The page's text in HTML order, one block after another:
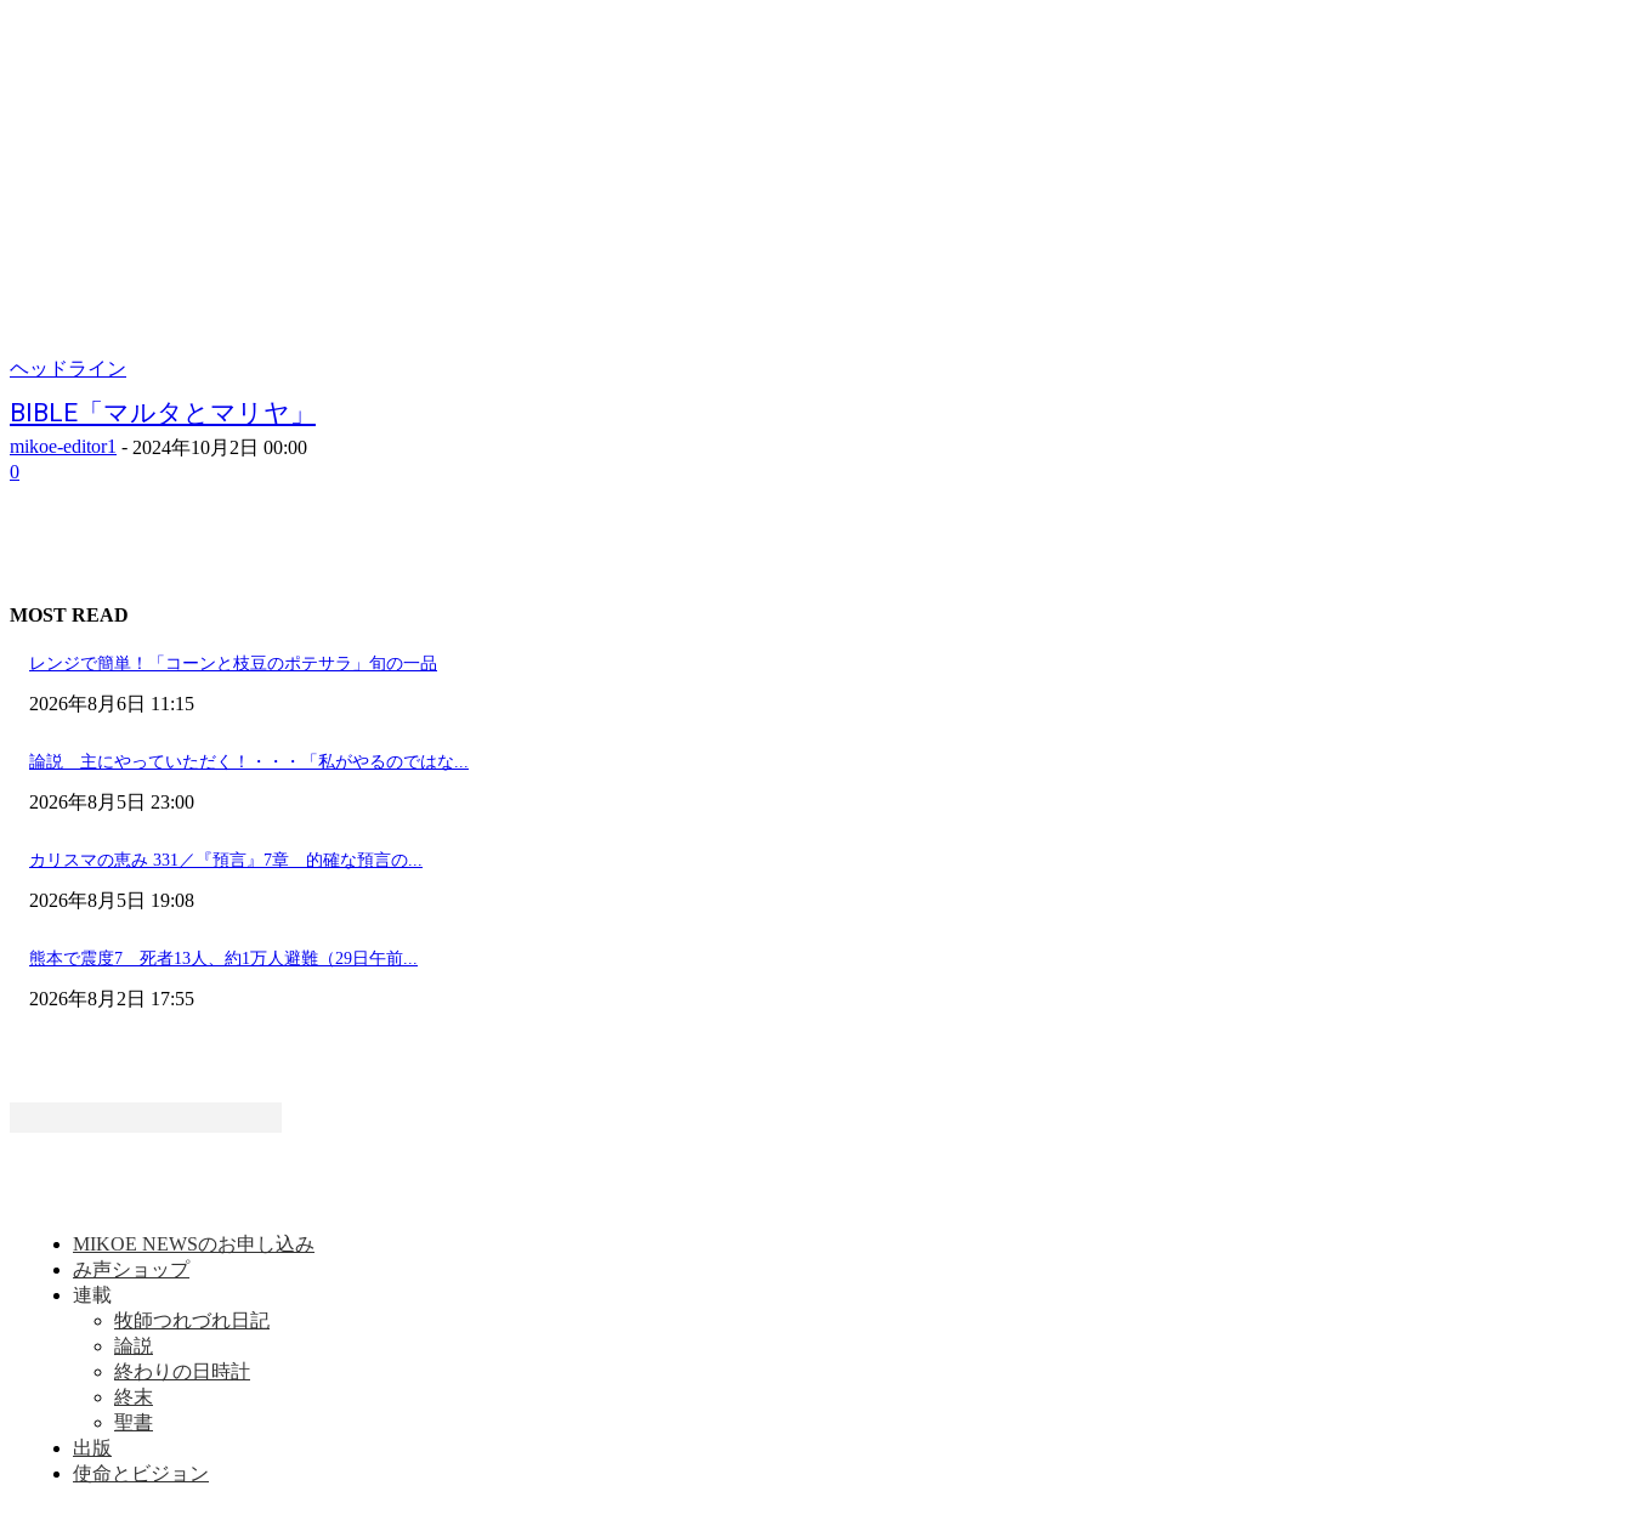
ヘッドライン
BIBLE「マルタとマリヤ」
mikoe-editor1 - 2024年10月2日 00:00
0
MOST READ
レンジで簡単！「コーンと枝豆のポテサラ」旬の一品
2026年8月6日 11:15
論説 主にやっていただく！・・・「私がやるのではな...
2026年8月5日 23:00
カリスマの恵み 331／『預言』7章 的確な預言の...
2026年8月5日 19:08
熊本で震度7 死者13人、約1万人避難（29日午前...
2026年8月2日 17:55
MIKOE NEWSのお申し込み
み声ショップ
連載
牧師つれづれ日記
論説
終わりの日時計
終末
聖書
出版
使命とビジョン